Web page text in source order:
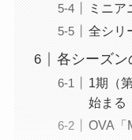
ミニア
全シリ
各シーズン
1期（
始まる
OVA「